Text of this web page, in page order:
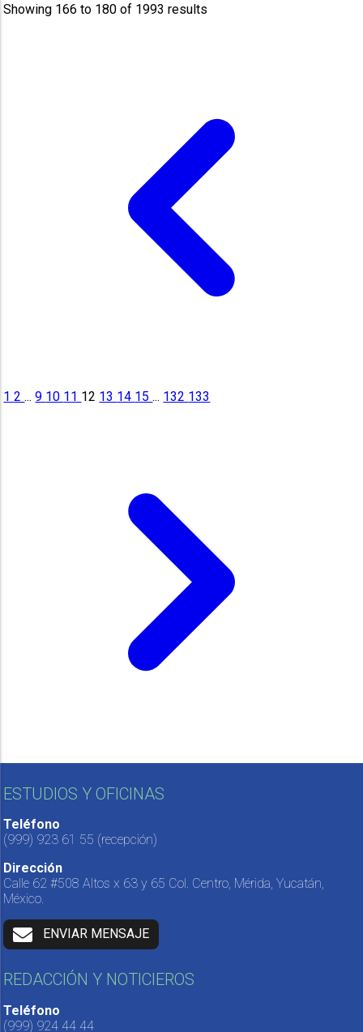
Showing 166 to 180 of 1993 results
12... 9 10 11 12 13 14 15... 132 133
ESTUDIOS Y OFICINAS
Teléfono
(999) 923 61 55 (recepción)
Dirección
Calle 62 #508 Altos x 63 y 65 Col. Centro, Mérida, Yucatán,
México.
ENVIAR MENSAJE
REDACCIÓN Y NOTICIEROS
Teléfono
(999) 924 44 44